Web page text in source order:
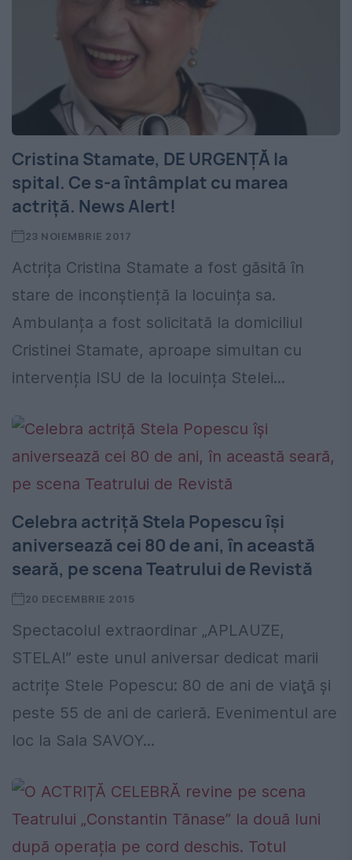
Cristina Stamate, DE URGENȚĂ la
spital. Ce s-a întâmplat cu marea
actriță. News Alert!
23 NOIEMBRIE 2017
Actrița Cristina Stamate a fost găsită în
stare de inconștiență la locuința sa.
Ambulanța a fost solicitată la domiciliul
Cristinei Stamate, aproape simultan cu
intervenția ISU de la locuința Stelei...
Celebra actriță Stela Popescu își
aniversează cei 80 de ani, în această
seară, pe scena Teatrului de Revistă
20 DECEMBRIE 2015
Spectacolul extraordinar „APLAUZE,
STELA!” este unul aniversar dedicat marii
actrițe Stele Popescu: 80 de ani de viaţă şi
peste 55 de ani de carieră. Evenimentul are
loc la Sala SAVOY...